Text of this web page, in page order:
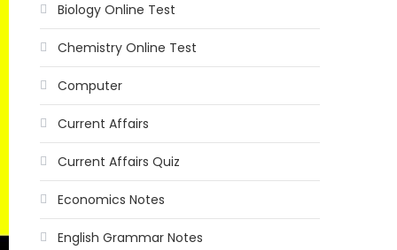
Biology Online Test
Chemistry Online Test
Computer
Current Affairs
Current Affairs Quiz
Economics Notes
English Grammar Notes